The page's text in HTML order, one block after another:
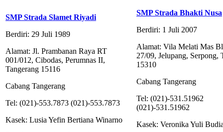
SMP Strada Slamet Riyadi
Berdiri: 29 Juli 1989
Alamat: Jl. Prambanan Raya RT
001/012, Cibodas, Perumnas II,
Tangerang 15116
Cabang Tangerang
Tel: (021)-553.7873 (021)-553.7873
Kasek: Lusia Yefin Bertiana Winarno
SMP Strada Bhakti Nusa
Berdiri: 1 Juli 2007
Alamat: Vila Melati Mas
27/09, Jelupang, Serpong,
15310
Cabang Tangerang
Tel: (021)-531.51962
(021)-531.51962
Kasek: Veronika Yuli